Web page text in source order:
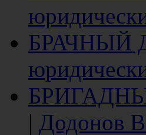
БРАЧНЫЙ
| Додонов